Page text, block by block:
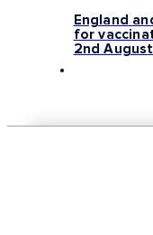
England
for
2nd August